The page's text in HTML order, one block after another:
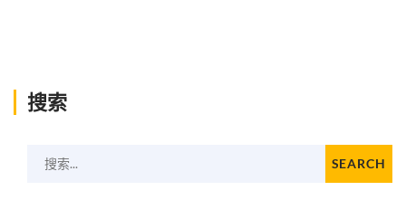
搜索
搜索... SEARCH